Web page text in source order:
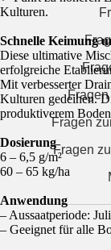
Kulturen.
Schnelle Keimung
Diese ultimative
erfolgreiche
Mit verbesserter
Kulturen gedeihen.
produktiverem
Dosierung
6 – 6,5 g/m²
60 – 65 kg/ha
Anwendung
– Aussaatperiode:
– Geeignet für alle
Fragen
Fragen